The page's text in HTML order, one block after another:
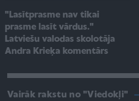
"Lasītprasme nav tikai
prasme lasīt vārdus."
Latviešu valodas skolotāja
Andra Krieķa komentārs
Vairāk rakstu no "Viedokļi"